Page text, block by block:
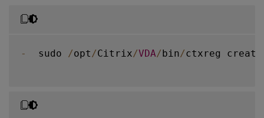
-
  sudo
/opt /Citrix/VDA/bin/ctxreg